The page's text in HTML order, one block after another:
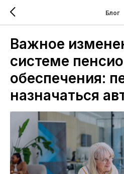
Блог
Важное
системе
обеспечения:
назначаться